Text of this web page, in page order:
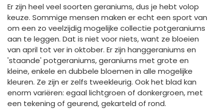
Er zijn heel veel soorten geraniums, dus je hebt volop
keuze. Sommige mensen maken er echt een sport van
om een zo veelzijdig mogelijke collectie potgeraniums
aan te leggen. Dat is niet voor niets, want ze bloeien
van april tot ver in oktober. Er zijn hanggeraniums en
'staande' potgeraniums, geraniums met grote en
kleine, enkele en dubbele bloemen in alle mogelijke
kleuren. Ze zijn er zelfs tweekleurig. Ook het blad kan
enorm variëren: egaal lichtgroen of donkergroen, met
een tekening of geurend, gekarteld of rond.